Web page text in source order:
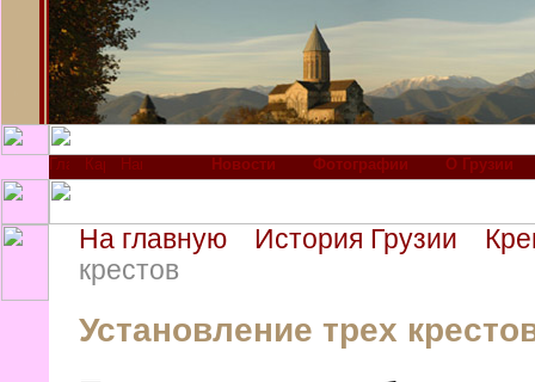
Новости Фотографии О Грузии
На главную История Грузии
крестов
Установление трех